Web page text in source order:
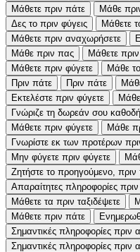
Μάθετε πριν πάτε
Μάθε
Δες το πριν φύγεις
Μάθετε
Μάθετε πριν αναχωρήσετε
Μάθε πριν πας
Μάθετε
Μάθετε πριν φύγετε
Μάθε
Πριν πάτε
Πριν πάτε
Εκτελέστε πριν φύγετε
Γνώριζε τη δωρεάν σου
Μάθετε πριν φύγετε
Μάθε
Γνωρίστε εκ των προτέρων
Μην φύγετε πριν φύγετε
Ζητήστε το προηγούμενο, πριν
Απαραίτητες πληροφορίες
Μάθετε τα πριν ταξιδέψετε
Μάθετε πριν πάτε
Σημαντικές πληροφορίες
Σημαντικές πληροφορίες πριν